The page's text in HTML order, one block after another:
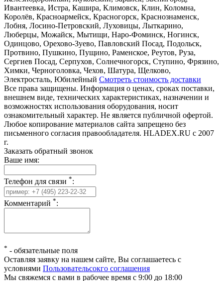
Ивантеевка, Истра, Кашира, Климовск, Клин, Коломна,
Королёв, Красноармейск, Красногорск, Краснознаменск,
Лобня, Лосино-Петровский, Луховицы, Лыткарино,
Люберцы, Можайск, Мытищи, Наро-Фоминск, Ногинск,
Одинцово, Орехово-Зуево, Павловский Посад, Подольск,
Протвино, Пушкино, Пущино, Раменское, Реутов, Руза,
Сергиев Посад, Серпухов, Солнечногорск, Ступино, Фрязино,
Химки, Черноголовка, Чехов, Шатура, Щелково,
Электросталь, Юбилейный Смотреть стоимость доставки
Все права защищены. Информация о ценах, сроках поставки,
внешнем виде, технических характеристиках, назначении и
возможностях использования оборудования, носит
ознакомительный характер. Не является публичной офертой.
Любое копирование материалов сайта запрещено без
письменного согласия правообладателя. HLADEX.RU c 2007
г.
Заказать обратный звонок
Ваше имя:
Телефон для связи *:
Комментарий *:
* - обязательные поля
Оставляя заявку на нашем сайте, Вы соглашаетесь с
условиями Пользовательсокго соглашения
Мы свяжемся с вами в рабочее время с 9:00 до 18:00